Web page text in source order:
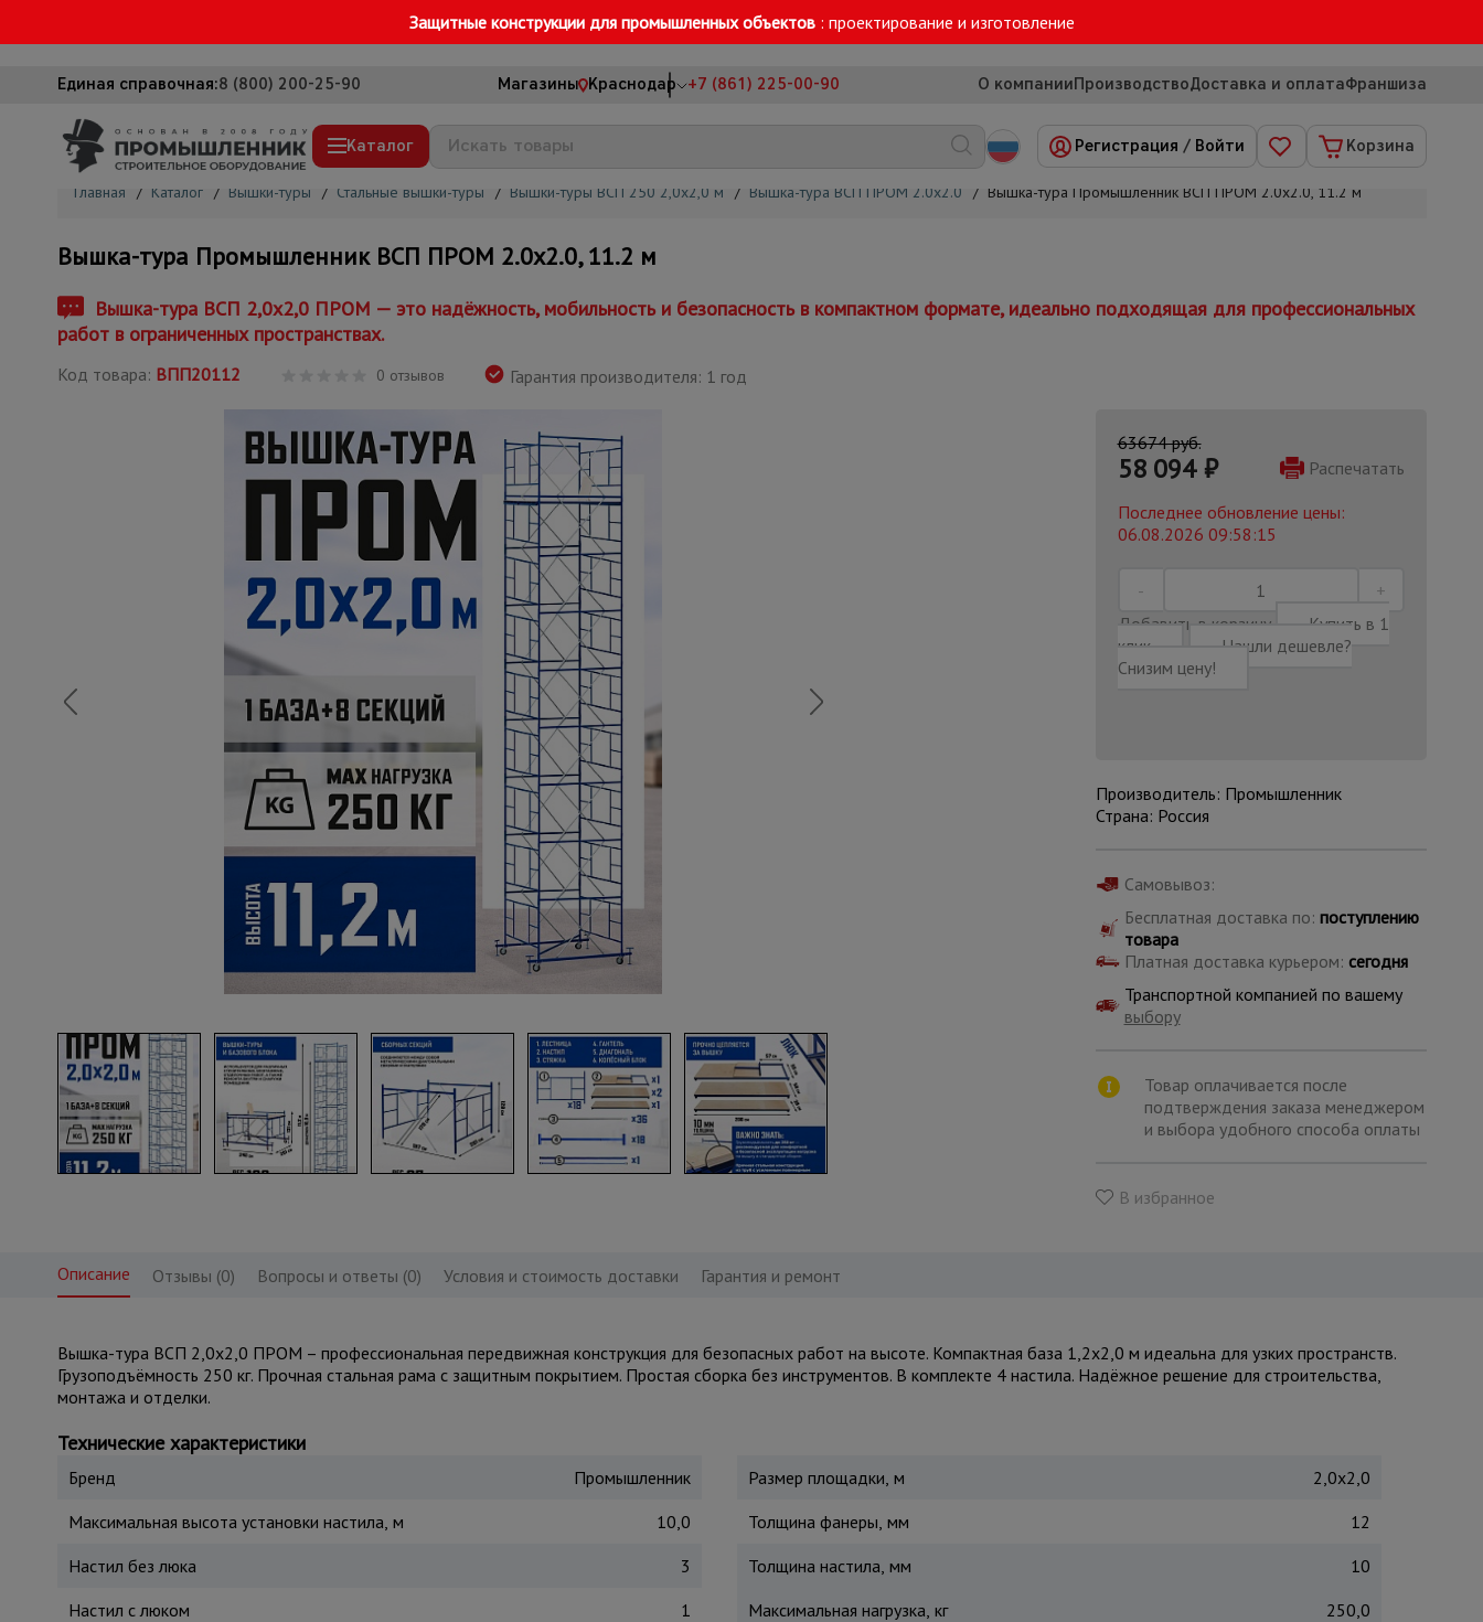
Защитные конструкции для промышленных объектов : проектирование и изготовление
Единая справочная:8 (800) 200-25-90 Магазины Краснодар +7 (861) 225-00-90 О компанииПроизводствоДоставка и оплатаФраншиза
Каталог
Вышки-туры
Подмости строительные
Сетка, тенты, брезенты
Строительные подъемники
Грузоподъемное оборудование
Мусоропровод строительный
Фанера ламинированная
Оборудование для работы с арматурой
Оборудование для бетонных работ
Тачки строительные и садовые
Штукатурные комплекты
Тепловые пушки
Металл и металлообработка
Регистрация / Войти Корзина
Главная / Каталог / Вышки-туры / Стальные вышки-туры / Вышки-туры ВСП 250 2,0х2,0 м / Вышка-тура ВСП ПРОМ 2.0х2.0 / Вышка-тура Промышленник ВСП ПРОМ 2.0х2.0, 11.2 м
Вышка-тура Промышленник ВСП ПРОМ 2.0х2.0, 11.2 м
Вышка-тура ВСП 2,0x2,0 ПРОМ — это надёжность, мобильность и безопасность в компактном формате, идеально подходящая для профессиональных
работ в ограниченных пространствах.
Код товара: ВПП20112 0 отзывов Гарантия производителя: 1 год
63674 руб.
58 094₽
Распечатать
Последнее обновление цены:
06.08.2026 09:58:15
Добавить в корзину
Купить в 1
клик
Нашли дешевле?
Снизим цену!
Производитель: Промышленник
Страна: Россия
Самовывоз:
Бесплатная доставка по: поступлению
товара
Платная доставка курьером: сегодня
Транспортной компанией по вашему
выбору
Товар оплачивается после
подтверждения заказа менеджером
и выбора удобного способа оплаты
В избранное
Описание Отзывы (0) Вопросы и ответы (0) Условия и стоимость доставки Гарантия и ремонт
Вышка-тура ВСП 2,0x2,0 ПРОМ – профессиональная передвижная конструкция для безопасных работ на высоте. Компактная база 1,2x2,0 м идеальна для узких пространств.
Грузоподъёмность 250 кг. Прочная стальная рама с защитным покрытием. Простая сборка без инструментов. В комплекте 4 настила. Надёжное решение для строительства,
монтажа и отделки.
Технические характеристики
Бренд
Промышленник
Максимальная высота установки настила, м
10,0
Настил без люка
3
Настил с люком
1
Размер площадки, м
2,0x2,0
Толщина фанеры, мм
12
Толщина настила, мм
10
Максимальная нагрузка, кг
250,0